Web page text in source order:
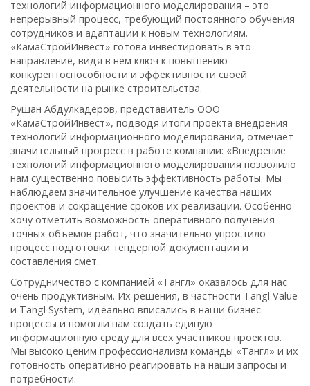
технологий информационного моделирования – это
непрерывный процесс, требующий постоянного обучения
сотрудников и адаптации к новым технологиям.
«КамаСтройИнвест» готова инвестировать в это
направление, видя в нем ключ к повышению
конкурентоспособности и эффективности своей
деятельности на рынке строительства.
Рушан Абдулкадеров, представитель ООО
«КамаСтройИнвест», подводя итоги проекта внедрения
технологий информационного моделирования, отмечает
значительный прогресс в работе компании: «Внедрение
технологий информационного моделирования позволило
нам существенно повысить эффективность работы. Мы
наблюдаем значительное улучшение качества наших
проектов и сокращение сроков их реализации. Особенно
хочу отметить возможность оперативного получения
точных объемов работ, что значительно упростило
процесс подготовки тендерной документации и
составления смет.
Сотрудничество с компанией «Тангл» оказалось для нас
очень продуктивным. Их решения, в частности Tangl Value
и Tangl System, идеально вписались в наши бизнес-
процессы и помогли нам создать единую
информационную среду для всех участников проектов.
Мы высоко ценим профессионализм команды «Тангл» и их
готовность оперативно реагировать на наши запросы и
потребности.